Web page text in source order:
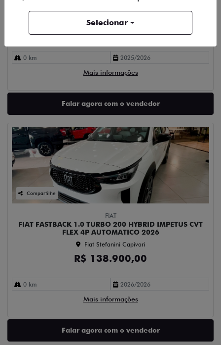
Fiat Stefanini Capivari
R$ 143.990,00
0 km 2025/2026
Mais informações
Falar agora com o vendedor
Compartilhe
FIAT
FIAT FASTBACK 1.0 TURBO 200 HYBRID IMPETUS CVT
FLEX 4P AUTOMATICO 2026
Fiat Stefanini Capivari
R$ 138.900,00
0 km 2026/2026
Mais informações
Falar agora com o vendedor
Selecionar